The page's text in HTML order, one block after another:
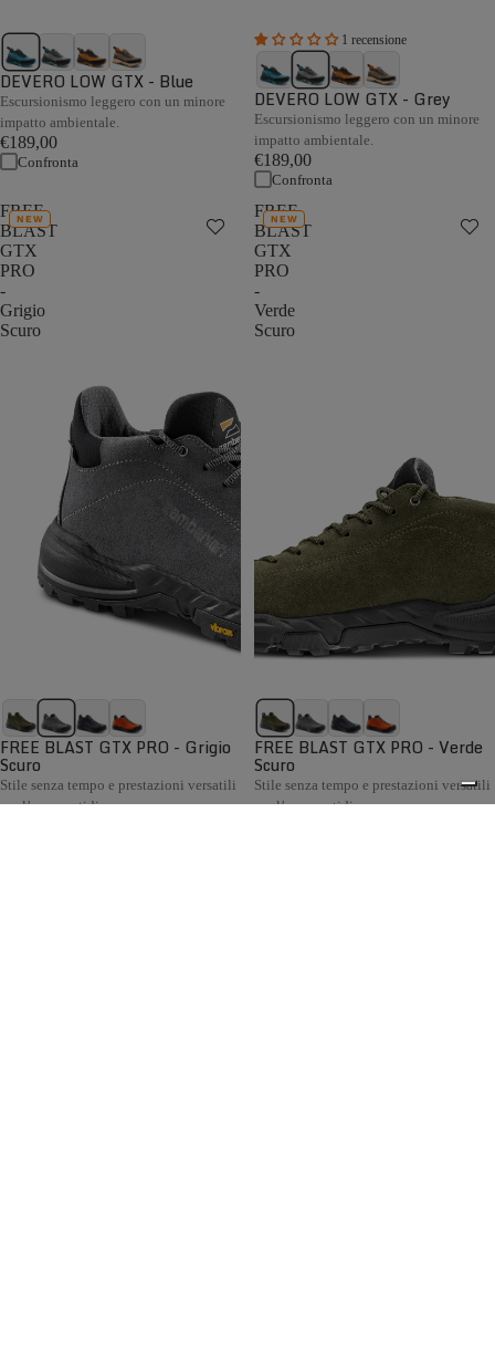
DEVERO LOW GTX - Blue
Escursionismo leggero con un minore
impatto ambientale.
€189,00
Confronta
1 recensione
DEVERO LOW GTX - Grey
Escursionismo leggero con un minore
impatto ambientale.
€189,00
Confronta
FREE
BLAST
GTX
PRO
-
Grigio
Scuro
NEW
FREE BLAST GTX PRO - Grigio
Scuro
Stile senza tempo e prestazioni versatili
per l’uso quotidiano
FREE
BLAST
GTX
PRO
-
Verde
Scuro
NEW
FREE BLAST GTX PRO - Verde
Scuro
Stile senza tempo e prestazioni versatili
per l’uso quotidiano